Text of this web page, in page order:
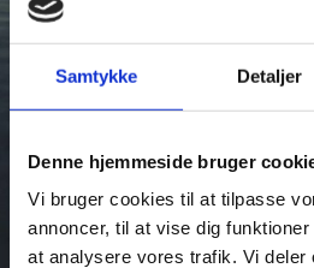
Samtykke Detaljer
Denne hjemmeside bruger
Vi bruger cookies til at tilpasse
annoncer, til at vise dig
at analysere vores trafik. Vi deler